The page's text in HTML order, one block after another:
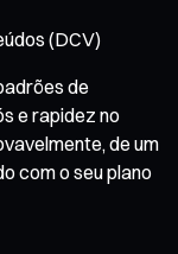
(DCV)
de
e rapidez no
de um
com o seu plano